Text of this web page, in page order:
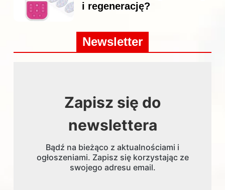
i regenerację?
Newsletter
Zapisz się do
newslettera
Bądź na bieżąco z aktualnościami i
ogłoszeniami. Zapisz się korzystając ze
swojego adresu email.